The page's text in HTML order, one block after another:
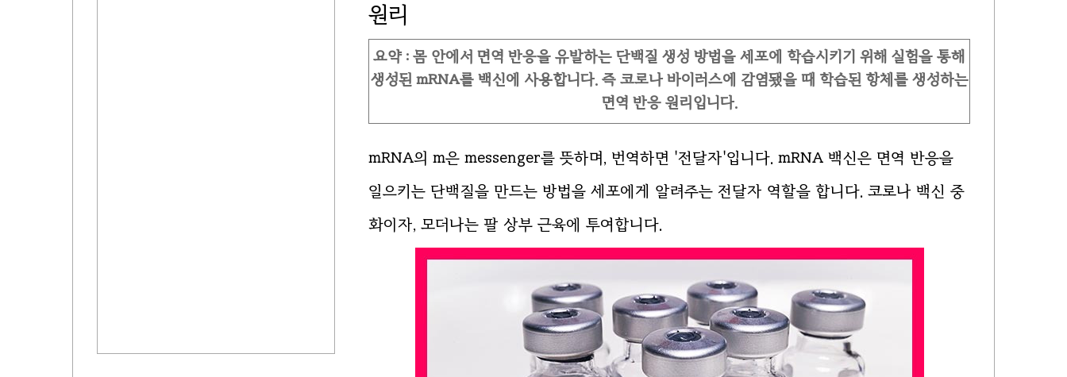
원리
요약 : 몸 안에서 면역 반응을 유발하는 단백질 생성 방법을 세포에 학습시키기 위해 실험을 통해
생성된 mRNA를 백신에 사용합니다. 즉 코로나 바이러스에 감염됐을 때 학습된 항체를 생성하는
면역 반응 원리입니다.
mRNA의 m은 messenger를 뜻하며, 번역하면 '전달자'입니다. mRNA 백신은 면역 반응을
일으키는 단백질을 만드는 방법을 세포에게 알려주는 전달자 역할을 합니다. 코로나 백신 중
화이자, 모더나는 팔 상부 근육에 투여합니다.